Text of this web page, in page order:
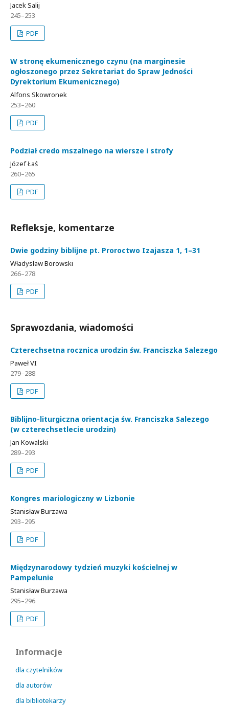
Jacek Salij
245–253
PDF
W stronę ekumenicznego czynu (na marginesie
ogłoszonego przez Sekretariat do Spraw Jedności
Dyrektorium Ekumenicznego)
Alfons Skowronek
253–260
PDF
Podział credo mszalnego na wiersze i strofy
Józef Łaś
260–265
PDF
Refleksje, komentarze
Dwie godziny biblijne pt. Proroctwo Izajasza 1, 1–31
Władysław Borowski
266–278
PDF
Sprawozdania, wiadomości
Czterechsetna rocznica urodzin św. Franciszka Salezego
Paweł VI
279–288
PDF
Biblijno-liturgiczna orientacja św. Franciszka Salezego
(w czterechsetlecie urodzin)
Jan Kowalski
289–293
PDF
Kongres mariologiczny w Lizbonie
Stanisław Burzawa
293–295
PDF
Międzynarodowy tydzień muzyki kościelnej w
Pampelunie
Stanisław Burzawa
295–296
PDF
Informacje
dla czytelników
dla autorów
dla bibliotekarzy